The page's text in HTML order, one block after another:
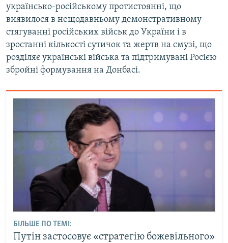
українсько-російському протистоянні, що
виявилося в нещодавньому демонстративному
стягуванні російських військ до України і в
зростанні кількості сутичок та жертв на смузі, що
розділяє українські війська та підтримувані Росією
збройні формування на Донбасі.
БІЛЬШЕ ПО ТЕМІ:
Путін застосовує «стратегію божевільного»